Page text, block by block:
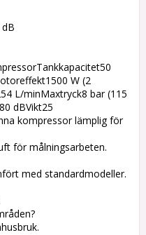
W (2
L/minMaxtryck8 bar (115
dBVikt25
kompressor lämplig för
för målningsarbeten.
med standardmodeller.